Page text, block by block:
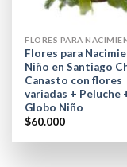
FLORES PARA
Flores para
Niño en Santiago
Canasto con flores
variadas + Peluche
Globo Niño
$60.000